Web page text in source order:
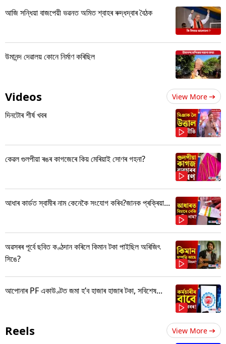
আজি সন্ধিয়া বাজপেয়ী ভৱনত অমিত শ্বাহৰ ৰুদ্ধদ্বাৰ বৈঠক
উমানন্দ দেৱালয় কোনে নিৰ্মাণ কৰিছিল
Videos View More
দিনটোৰ শীৰ্ষ খবৰ
কেৱল গুলপীয়া ৰঙৰ কাগজেৰে কিয় মেৰিয়াই সোণৰ গহনা?
আধাৰ কাৰ্ডত স্বামীৰ নাম কেনেকৈ সংযোগ কৰিব?জানক প্ৰক্ৰিয়া...
অৱসৰৰ পূৰ্বে ছবিত কণ্ঠদান কৰিলে কিমান টকা পাইছিল অৰিজিৎ
সিঙে?
আপোনাৰ PF একাউণ্টত জমা হ’ব হাজাৰ হাজাৰ টকা, সবিশেষ...
Reels View More